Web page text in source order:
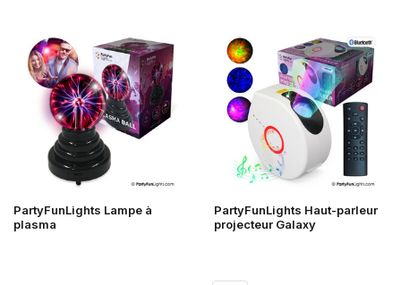
PartyFunLights Lampe à
plasma
PartyFunLights Haut-parleur
projecteur Galaxy